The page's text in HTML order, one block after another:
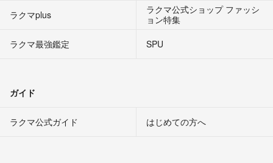
ラクマplus
ラクマ公式ショップ ファッシ
ョン特集
ラクマ最強鑑定
SPU
ガイド
ラクマ公式ガイド はじめての方へ